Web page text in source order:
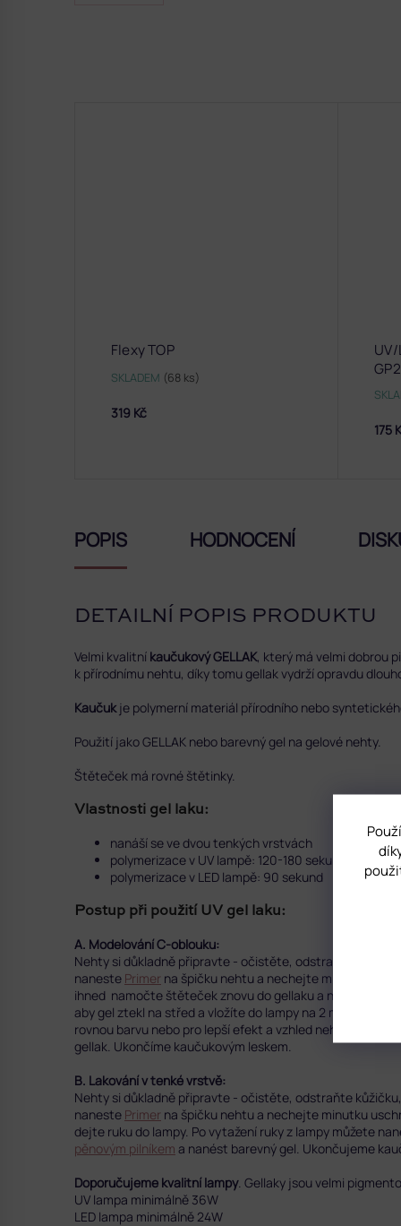
Flexy TOP
SKLADEM (68 ks)
319 Kč
UV/
175
POPIS HODNOCENÍ
DETAILNÍ POPIS PRODUKTU
Velmi kvalitní kaučukový GELLAK, který má velmi dobrou
k přírodnímu nehtu, díky tomu gellak vydrží opravdu
Kaučukje polymerní materiál přírodního nebo
Použití jako GELLAK nebo barevný gel na gelové nehty.
Štěteček má rovné štětinky.
Vlastnosti gel laku:
nanáší se ve dvou tenkých vrstvách
polymerizace v UV lampě: 120-180 sekund
polymerizace v LED lampě: 90 sekund
Postup při použití UV gel laku:
A. Modelování C-oblouku:
Nehty si důkladně připravte - očistěte, odstraňte
naneste Primer na špičku nehtu a nechejte minutku
ihned namočte štěteček znovu do gellaku a naneste na
aby gel ztekl na střed a vložíte do lampy na 2 minuty -
rovnou barvu nebo pro lepší efekt a vzhled nehtů nejprve
gellak. Ukončíme kaučukovým leskem.
B. Lakování v tenké vrstvě:
Nehty si důkladně připravte - očistěte, odstraňte
naneste Primer na špičku nehtu a nechejte minutku
dejte ruku do lampy. Po vytažení ruky z lampy můžete
pěnovým pilníkem a nanést barevný gel. Ukončujeme
Doporučujeme kvalitní lampy. Gellaky jsou velmi
UV lampa minimálně 36W
LED lampa minimálně 24W